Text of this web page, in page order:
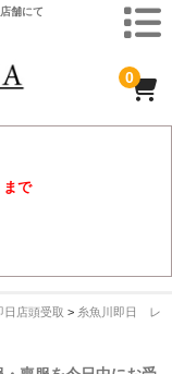
舗にて
0
まで
日店頭受取 > 糸魚川即日 レ